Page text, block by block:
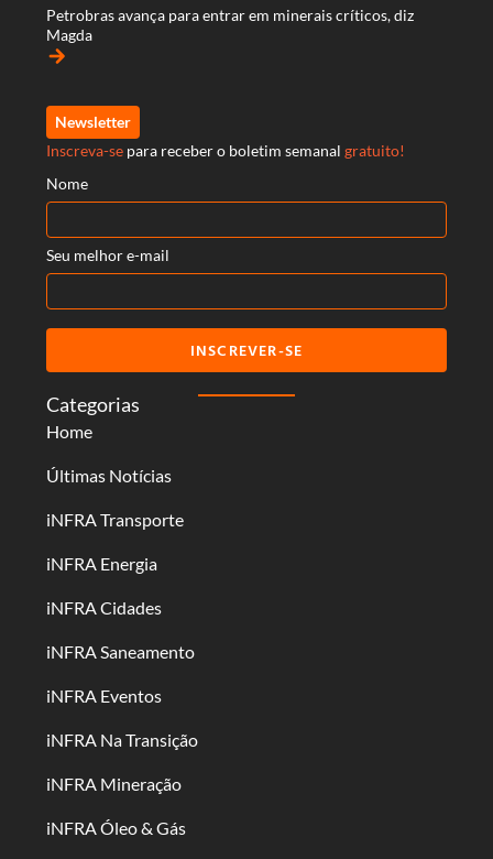
Categorias
Home
Últimas Notícias
iNFRA Transporte
iNFRA Energia
iNFRA Cidades
iNFRA Saneamento
iNFRA Eventos
iNFRA Na Transição
iNFRA Mineração
iNFRA Óleo & Gás
Petrobras avança para entrar em minerais críticos, diz
Magda
arrow_forward
Newsletter
Inscreva-se para receber o boletim semanal gratuito!
Nome
Seu melhor e-mail
INSCREVER-SE